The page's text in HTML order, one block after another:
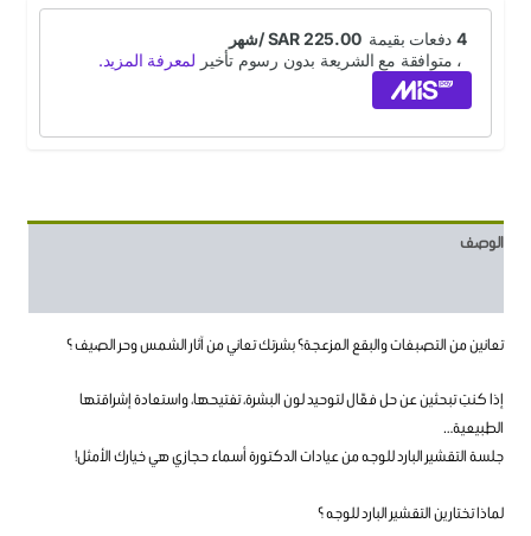
الوصف
تعانين من التصبغات والبقع المزعجة؟ بشرتك تعاني من آثار الشمس وحر الصيف ؟
إذا كنتِ تبحثين عن حل فعّال لتوحيد لون البشرة، تفتيحها، واستعادة إشراقتها
الطبيعية…
جلسة التقشير البارد للوجه من عيادات الدكتورة أسماء حجازي هي خيارك الأمثل!
لماذا تختارين التقشير البارد للوجه ؟